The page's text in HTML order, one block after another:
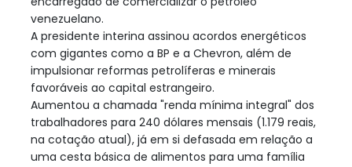
venezuelano.
A presidente interina assinou acordos energéticos
com gigantes como a BP e a Chevron, além de
impulsionar reformas petrolíferas e minerais
favoráveis ao capital estrangeiro.
Aumentou a chamada "renda mínima integral" dos
trabalhadores para 240 dólares mensais (1.179 reais,
na cotação atual), já em si defasada em relação a
uma cesta básica de alimentos para uma família